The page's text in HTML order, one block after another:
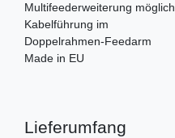
Multifeederweiterung möglich
Kabelführung im
Doppelrahmen-Feedarm
Made in EU
Lieferumfang